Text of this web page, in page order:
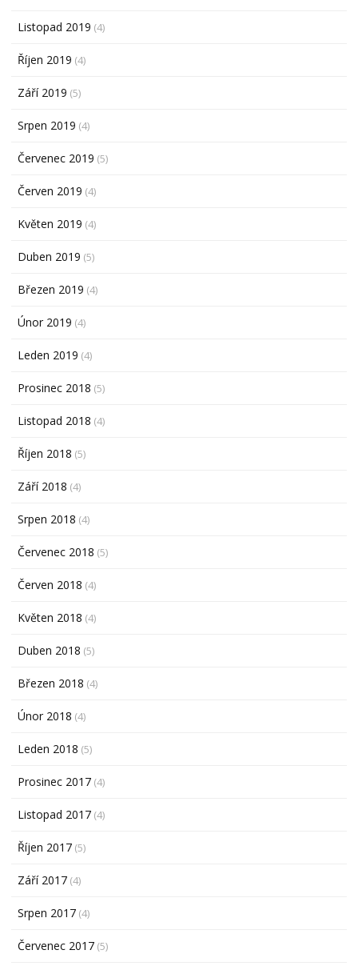
Listopad 2019 (4)
Říjen 2019 (4)
Září 2019 (5)
Srpen 2019 (4)
Červenec 2019 (5)
Červen 2019 (4)
Květen 2019 (4)
Duben 2019 (5)
Březen 2019 (4)
Únor 2019 (4)
Leden 2019 (4)
Prosinec 2018 (5)
Listopad 2018 (4)
Říjen 2018 (5)
Září 2018 (4)
Srpen 2018 (4)
Červenec 2018 (5)
Červen 2018 (4)
Květen 2018 (4)
Duben 2018 (5)
Březen 2018 (4)
Únor 2018 (4)
Leden 2018 (5)
Prosinec 2017 (4)
Listopad 2017 (4)
Říjen 2017 (5)
Září 2017 (4)
Srpen 2017 (4)
Červenec 2017 (5)